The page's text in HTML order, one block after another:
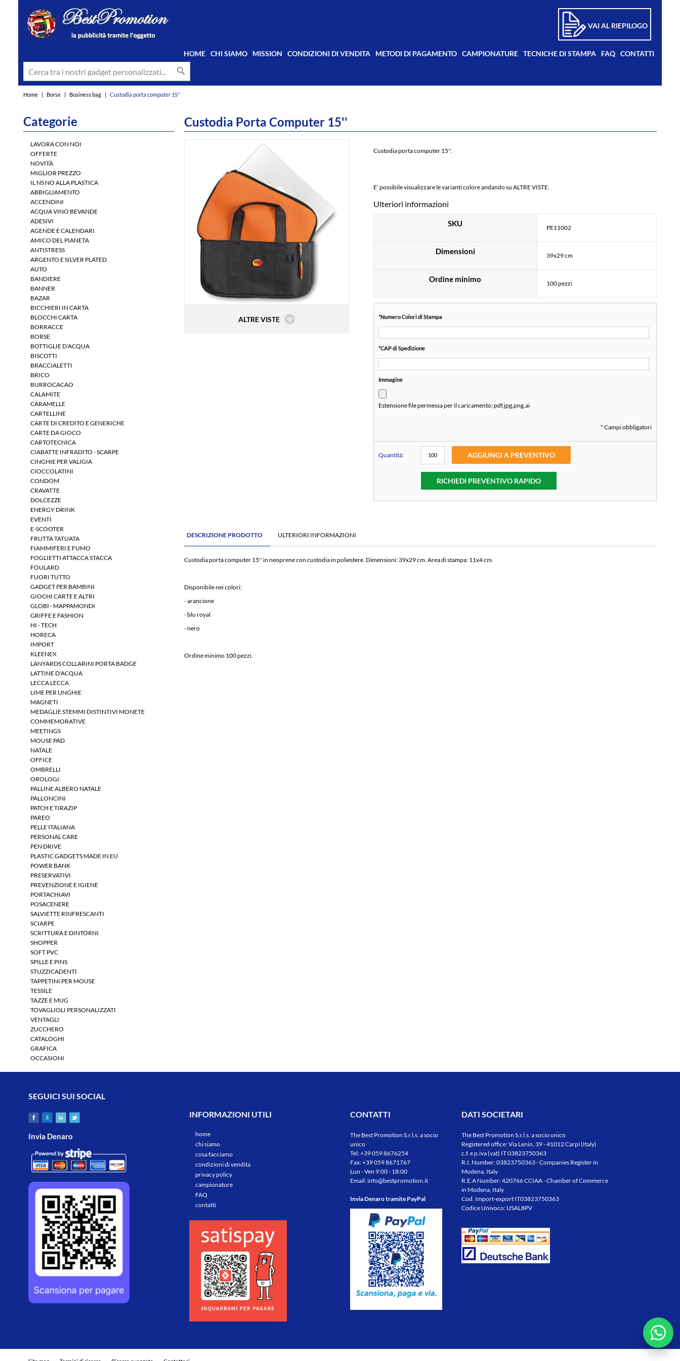
VAI AL RIEPILOGO
HOME CHI SIAMO MISSION CONDIZIONI DI VENDITA METODI DI PAGAMENTO CAMPIONATURE TECNICHE DI STAMPA FAQ CONTATTI
Home | Borse | Business bag | Custodia porta computer 15''
Custodia Porta Computer 15''
ALTRE VISTE
Custodia porta computer 15''.
E' possibile visualizzare le varianti colore andando su ALTRE VISTE.
Ulteriori informazioni
SKU PE11002
Dimensioni 39x29 cm
Ordine minimo 100 pezzi
*Numero Colori di Stampa
*CAP di Spedizione
Immagine
Estensione file permessa per il caricamento:pdf,jpg,png,ai
* Campi obbligatori
Quantità: AGGIUNGI A PREVENTIVO
RICHIEDI PREVENTIVO RAPIDO
DESCRIZIONE PRODOTTO ULTERIORI INFORMAZIONI
Custodia porta computer 15'' in neoprene con custodia in poliestere. Dimensioni: 39x29 cm. Area di stampa: 11x4 cm.
Disponibile nei colori:
- arancione
- blu royal
- nero
Ordine minimo 100 pezzi.
Categorie
LAVORA CON NOI
OFFERTE
NOVITÀ
MIGLIOR PREZZO
IL NS NO ALLA PLASTICA
ABBIGLIAMENTO
ACCENDINI
ACQUA VINO BEVANDE
ADESIVI
AGENDE E CALENDARI
AMICO DEL PIANETA
ANTISTRESS
ARGENTO E SILVER PLATED
AUTO
BANDIERE
BANNER
BAZAR
BICCHIERI IN CARTA
BLOCCHI CARTA
BORRACCE
BORSE
BOTTIGLIE D'ACQUA
BISCOTTI
BRACCIALETTI
BRICO
BURROCACAO
CALAMITE
CARAMELLE
CARTELLINE
CARTE DI CREDITO E GENERICHE
CARTE DA GIOCO
CARTOTECNICA
CIABATTE INFRADITO - SCARPE
CINGHIE PER VALIGIA
CIOCCOLATINI
CONDOM
CRAVATTE
DOLCEZZE
ENERGY DRINK
EVENTI
E-SCOOTER
FRUTTA TATUATA
FIAMMIFERI E FUMO
FOGLIETTI ATTACCA STACCA
FOULARD
FUORI TUTTO
GADGET PER BAMBINI
GIOCHI CARTE E ALTRI
GLOBI - MAPPAMONDI
GRIFFE E FASHION
HI - TECH
HORECA
IMPORT
KLEENEX
LANYARDS COLLARINI PORTA BADGE
LATTINE D'ACQUA
LECCA LECCA
LIME PER UNGHIE
MAGNETI
MEDAGLIE STEMMI DISTINTIVI MONETE
COMMEMORATIVE
MEETINGS
MOUSE PAD
NATALE
OFFICE
OMBRELLI
OROLOGI
PALLINE ALBERO NATALE
PALLONCINI
PATCH E TIRAZIP
PAREO
PELLE ITALIANA
PERSONAL CARE
PEN DRIVE
PLASTIC GADGETS MADE IN EU
POWER BANK
PRESERVATIVI
PREVENZIONE E IGIENE
PORTACHIAVI
POSACENERE
SALVIETTE RINFRESCANTI
SCIARPE
SCRITTURA E DINTORNI
SHOPPER
SOFT PVC
SPILLE E PINS
STUZZICADENTI
TAPPETINI PER MOUSE
TESSILE
TAZZE E MUG
TOVAGLIOLI PERSONALIZZATI
VENTAGLI
ZUCCHERO
CATALOGHI
GRAFICA
OCCASIONI
SEGUICI SUI SOCIAL
Invia Denaro
INFORMAZIONI UTILI
home
chi siamo
cosa facciamo
condizioni di vendita
privacy policy
campionature
FAQ
contatti
CONTATTI
The Best Promotion S.r.l.s. a socio
unico
Tel:+39 059 8676254
Fax: +39 059 8671767
Lun - Ven 9:00 - 18:00
Email:info@bestpromotion.it
Invia Denaro tramite PayPal
DATI SOCIETARI
The Best Promotion S.r.l.s. a socio unico
Registered office: Via Lenin, 39 - 41012 Carpi (Italy)
c.f. e p.iva (vat) IT 03823750363
R.I. Number: 03823750363 - Companies Register in
Modena, Italy
R.E.A Number: 420766 CCIAA - Chamber of Commerce
in Modena, Italy
Cod. Import-export IT03823750363
Codice Univoco: USAL8PV